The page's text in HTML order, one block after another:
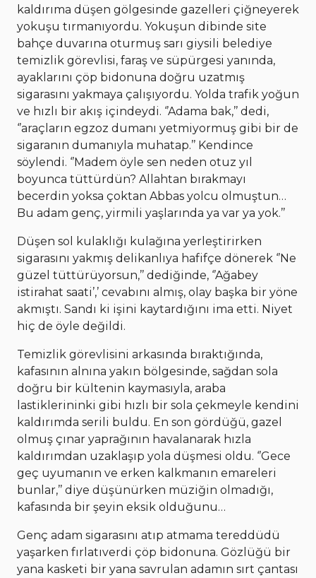
kaldırıma düşen gölgesinde gazelleri çiğneyerek
yokuşu tırmanıyordu. Yokuşun dibinde site
bahçe duvarına oturmuş sarı giysili belediye
temizlik görevlisi, faraş ve süpürgesi yanında,
ayaklarını çöp bidonuna doğru uzatmış
sigarasını yakmaya çalışıyordu. Yolda trafik yoğun
ve hızlı bir akış içindeydi. ‘’Adama bak,’’ dedi,
‘’araçların egzoz dumanı yetmiyormuş gibi bir de
sigaranın dumanıyla muhatap.’’ Kendince
söylendi. ‘’Madem öyle sen neden otuz yıl
boyunca tüttürdün? Allahtan bırakmayı
becerdin yoksa çoktan Abbas yolcu olmuştun…
Bu adam genç, yirmili yaşlarında ya var ya yok.’’
Düşen sol kulaklığı kulağına yerleştirirken
sigarasını yakmış delikanlıya hafifçe dönerek ‘’Ne
güzel tüttürüyorsun,’’ dediğinde, ‘’Ağabey
istirahat saati’,’ cevabını almış, olay başka bir yöne
akmıştı. Sandı ki işini kaytardığını ima etti. Niyet
hiç de öyle değildi.
Temizlik görevlisini arkasında bıraktığında,
kafasının alnına yakın bölgesinde, sağdan sola
doğru bir kültenin kaymasıyla, araba
lastiklerininki gibi hızlı bir sola çekmeyle kendini
kaldırımda serili buldu. En son gördüğü, gazel
olmuş çınar yaprağının havalanarak hızla
kaldırımdan uzaklaşıp yola düşmesi oldu. ‘’Gece
geç uyumanın ve erken kalkmanın emareleri
bunlar,’’ diye düşünürken müziğin olmadığı,
kafasında bir şeyin eksik olduğunu…
Genç adam sigarasını atıp atmama tereddüdü
yaşarken fırlatıverdi çöp bidonuna. Gözlüğü bir
yana kasketi bir yana savrulan adamın sırt çantası